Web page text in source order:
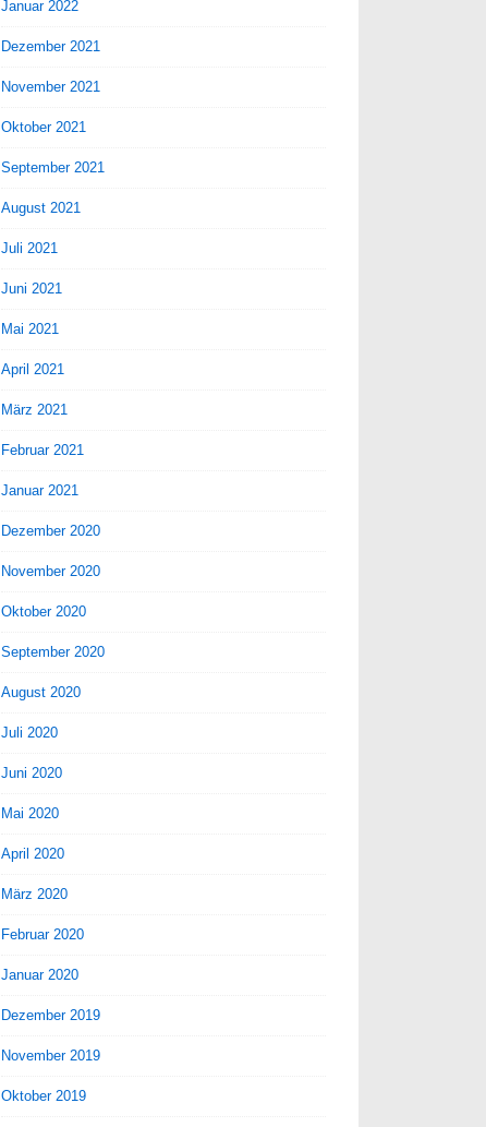
Januar 2022
Dezember 2021
November 2021
Oktober 2021
September 2021
August 2021
Juli 2021
Juni 2021
Mai 2021
April 2021
März 2021
Februar 2021
Januar 2021
Dezember 2020
November 2020
Oktober 2020
September 2020
August 2020
Juli 2020
Juni 2020
Mai 2020
April 2020
März 2020
Februar 2020
Januar 2020
Dezember 2019
November 2019
Oktober 2019